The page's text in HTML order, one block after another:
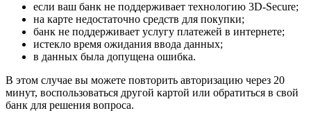
если ваш банк не поддерживает технологию 3D-Secure;
на карте недостаточно средств для покупки;
банк не поддерживает услугу платежей в интернете;
истекло время ожидания ввода данных;
в данных была допущена ошибка.
В этом случае вы можете повторить авторизацию через 20
минут, воспользоваться другой картой или обратиться в свой
банк для решения вопроса.